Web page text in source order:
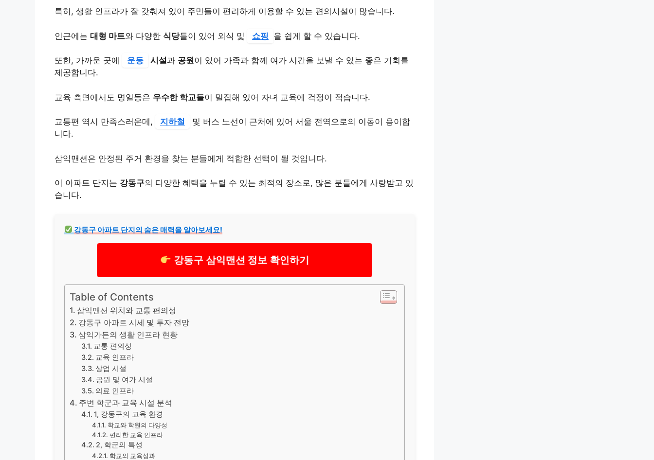
특히, 생활 인프라가 잘 갖춰져 있어 주민들이 편리하게 이용할 수 있는 편의시설이 많습니다.
인근에는 대형 마트와 다양한 식당들이 있어 외식 및 쇼핑 을 쉽게 할 수 있습니다.
또한, 가까운 곳에 운동 시설과 공원이 있어 가족과 함께 여가 시간을 보낼 수 있는 좋은 기회를
제공합니다.
교육 측면에서도 명일동은 우수한 학교들이 밀집해 있어 자녀 교육에 걱정이 적습니다.
교통편 역시 만족스러운데, 지하철
및 버스 노선이 근처에 있어 서울 전역으로의 이동이 용이합
니다.
삼익맨션은 안정된 주거 환경을 찾는 분들에게 적합한 선택이 될 것입니다.
이 아파트 단지는 강동구의 다양한 혜택을 누릴 수 있는 최적의 장소로, 많은 분들에게 사랑받고 있
습니다.
강동구 아파트 단지의 숨은 매력을 알아보세요!
강동구 삼익맨션 정보 확인하기
Table of Contents
삼익맨션 위치와 교통 편의성
강동구 아파트 시세 및 투자 전망
삼익가든의 생활 인프라 현황
교통 편의성
교육 인프라
상업 시설
공원 및 여가 시설
의료 인프라
주변 학군과 교육 시설 분석
1, 강동구의 교육 환경
학교와 학원의 다양성
편리한 교육 인프라
2, 학군의 특성
학교의 교육성과